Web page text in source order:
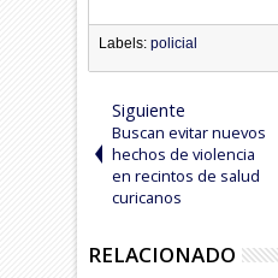
Labels:policial
Siguiente
Buscan evitar nuevos
hechos de violencia
en recintos de salud
curicanos
RELACIONADO